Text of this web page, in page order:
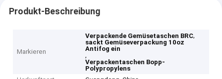
Produkt-Beschreibung
Markieren
Verpackende Gemüsetaschen BRC,
sackt Gemüseverpackung 10oz
Antifog ein
,
Verpackentaschen Bopp-
Polypropylens